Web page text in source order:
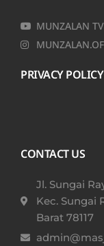
MUNZALAN TV
PRIVACY POLICY
CONTACT US
Jl. Sungai
Kec. Sungai
Barat 78117​